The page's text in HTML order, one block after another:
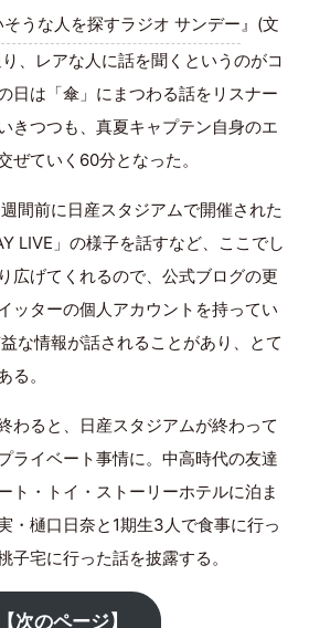
うな人を探すラジオ サンデー』(文
、レアな人に話を聞くというのがコ
日は「傘」にまつわる話をリスナー
きつつも、真夏キャプテン自身のエ
ぜていく60分となった。
間前に日産スタジアムで開催された
LIVE」の様子を話すなど、ここでし
広げてくれるので、公式ブログの更
ッターの個人アカウントを持ってい
な情報が話されることがあり、とて
る。
わると、日産スタジアムが終わって
ライベート事情に。中高時代の友達
ト・トイ・ストーリーホテルに泊ま
・樋口日奈と1期生3人で食事に行っ
子宅に行った話を披露する。
【次のページ】